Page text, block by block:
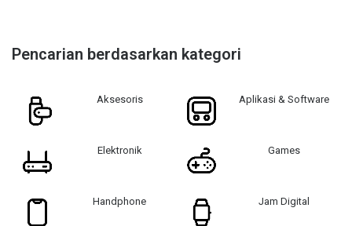
Pencarian berdasarkan kategori
Aksesoris Aplikasi & Software
Elektronik Games
Handphone Jam Digital